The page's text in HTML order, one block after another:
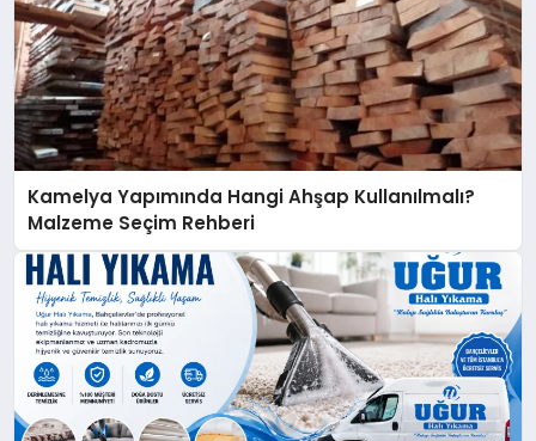
Kamelya Yapımında Hangi Ahşap Kullanılmalı?
Malzeme Seçim Rehberi